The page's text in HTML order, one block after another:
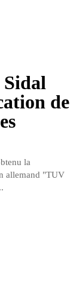
de
la
allemand "TUV